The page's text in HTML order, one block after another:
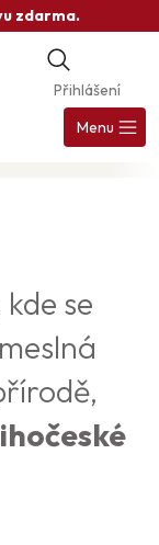
zdarma.
Přihlášení
Menu
se